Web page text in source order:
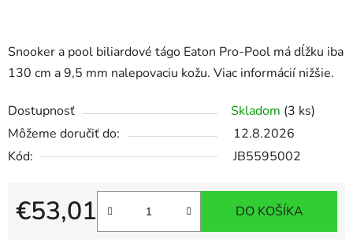
Snooker a pool biliardové tágo Eaton Pro-Pool má dĺžku iba
130 cm a 9,5 mm nalepovaciu kožu. Viac informácií nižšie.
Dostupnosť Skladom (3 ks)
Môžeme doručiť do:
12.8.2026
Kód:
JB5595002
€53,01
Jednotková cena:
DO KOŠÍKA